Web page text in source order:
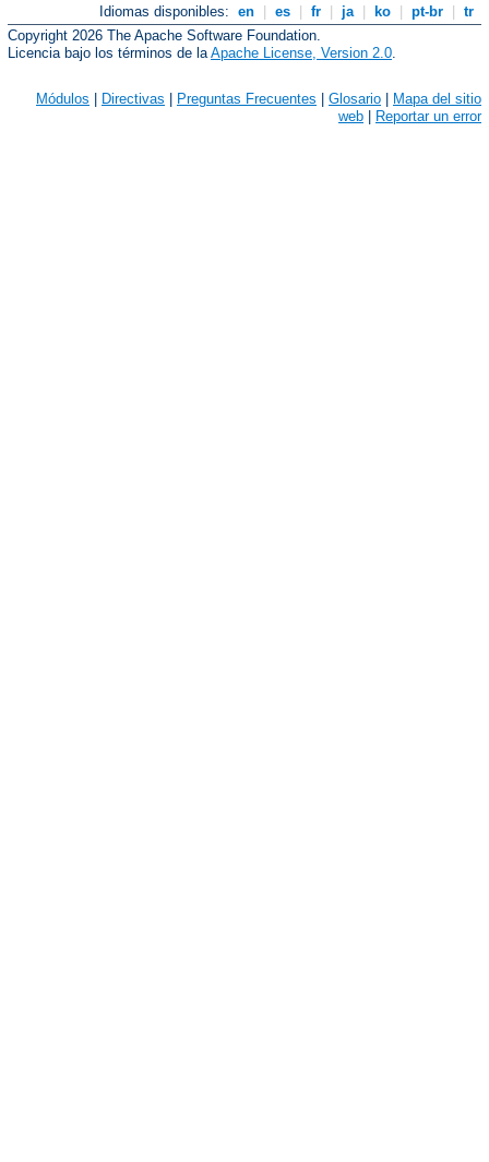
Idiomas disponibles: en | es | fr | ja | ko | pt-br | tr
Copyright 2026 The Apache Software Foundation.
Licencia bajo los términos de laApache License, Version 2.0.
Módulos Directivas Preguntas Frecuentes Glosario
Mapa del sitio
web
Reportar un error